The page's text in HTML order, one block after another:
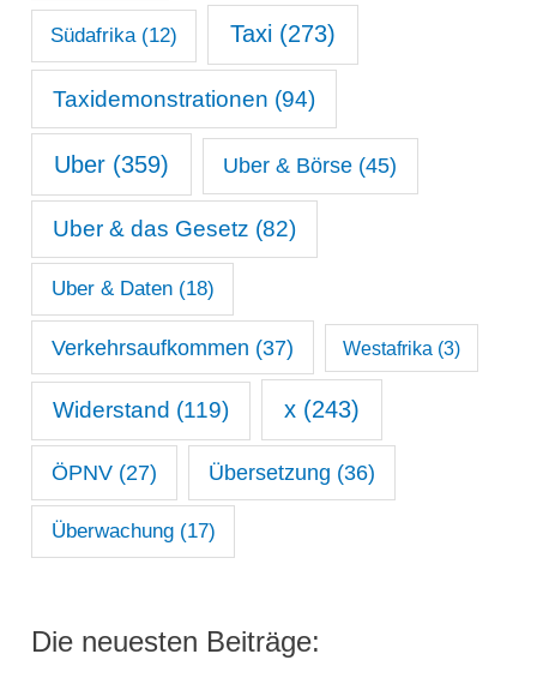
Südafrika(12) Taxi (273)
Taxidemonstrationen (94)
Uber (359) Uber & Börse (45)
Uber & das Gesetz (82)
Uber & Daten(18)
Verkehrsaufkommen (37) Westafrika (3)
Widerstand (119) x(243)
ÖPNV(27) Übersetzung (36)
Überwachung(17)
Die neuesten Beiträge: